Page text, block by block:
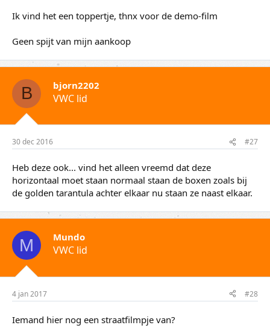
Ik vind het een toppertje, thnx voor de demo-film
Geen spijt van mijn aankoop
B bjorn2202
VWC lid
30 dec 2016 #27
Heb deze ook... vind het alleen vreemd dat deze
horizontaal moet staan normaal staan de boxen zoals bij
de golden tarantula achter elkaar nu staan ze naast elkaar.
M Mundo
VWC lid
4 jan 2017 #28
Iemand hier nog een straatfilmpje van?